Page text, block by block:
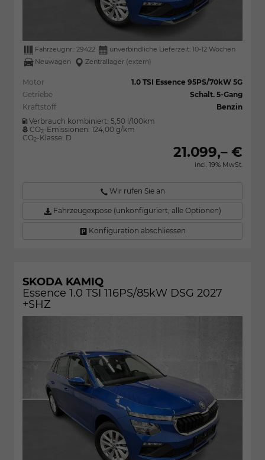
Fahrzeugnr.: 29422
unverbindliche Lieferzeit: 10-12 Wochen
Neuwagen
Zentrallager (extern)
Motor
1.0 TSI Essence 95PS/70kW 5G
Getriebe
Schalt. 5-Gang
Kraftstoff
Benzin
Verbrauch kombiniert: 5,50 l/100km
CO2-Emissionen: 124,00 g/km
CO2-Klasse: D
21.099,– €
incl. 19% MwSt.
Wir rufen Sie an
Fahrzeugexpose (unkonfiguriert, alle Optionen)
Konfiguration abschliessen
SKODA KAMIQ
Essence 1.0 TSI 116PS/85kW DSG 2027
+SHZ